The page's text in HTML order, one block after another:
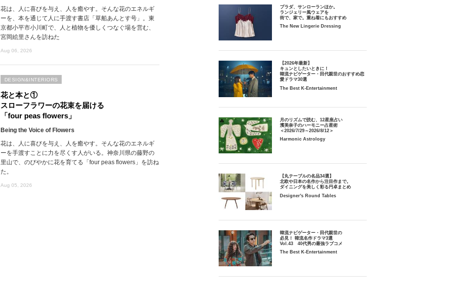
花は、人に喜びを与え、人を癒やす。そんな花のエネルギ
ーを、本を通じて人に手渡す書店「草船あんとす号」。東
京都小平市小川町で、人と植物を優しくつなぐ場を営む、
宮岡絵里さんを訪ねた
Aug 06, 2026
花と本と①
スローフラワーの花束を届ける
「four peas flowers」
Being the Voice of Flowers
花は、人に喜びを与え、人を癒やす。そんな花のエネルギ
ーを手渡すことに力を尽くす人がいる。神奈川県の藤野の
里山で、のびやかに花を育てる「four peas flowers」を訪ね
た。
Aug 05, 2026
DESIGN&INTERIORS
プラダ、サンローランほか。
ランジェリー風ウェアを
街で、家で。重ね着にもおすすめ
The New Lingerie Dressing
【2026年最新】
キュンとしたいときに！
韓流ナビゲーター・田代親世のおすすめ恋
愛ドラマ30選
The Best K-Entertainment
月のリズムで読む、12星座占い
濱美奈子のハーモニー占星術
＜2026/7/29～2026/8/12＞
Harmonic Astrology
【丸テーブルの名品34選】
北欧や日本の名作から注目作まで。
ダイニングを美しく彩る円卓まとめ
Designer's Round Tables
韓流ナビゲーター・田代親世の
必見！ 韓流名作ドラマ3選
Vol.43 40代男の最強ラブコメ
The Best K-Entertainment